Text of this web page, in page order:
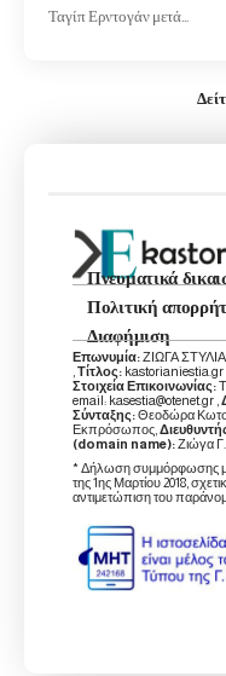
Ταγίπ Ερντογάν μετά…
Πνευματικά
Πολιτική
Διαφήμιση
Επωνυμία:ΖΙΩΓΑ
Τίτλος: kastorianiestia.gr
Στοιχεία Επικοινωνίας:
email: kasestia@otenet.gr ,
Σύνταξης:Θεοδώρα
Εκπρόσωπος,
(domain name):Ζιώγα
* Δήλωση συμμόρφωσης
της 1ης Μαρτίου 2018,
αντιμετώπιση του